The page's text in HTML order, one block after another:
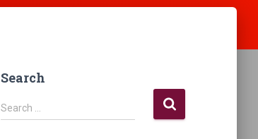
Search
Search …